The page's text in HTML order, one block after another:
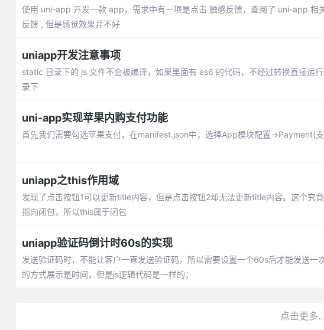
使用 uni-app 开发一款 app，需求中有一项是点击 触感反馈，查阅了 uni-app 相
反馈 , 但是感觉效果并不好
uniapp开发注意事项
static 目录下的 js 文件不会被编译，如果里面有 es6 的代码，不经过转换直接运
录下
uni-app实现苹果内购支付功能
首先我们需要勾选苹果支付，在manifest.json中，选择App模块配置->Payment(
uniapp之this作用域
发现了点击按钮1可以更新title内容，但是点击按钮2却无法更新title内容。这个
指向闭包，所以this属于闭包
uniapp验证码倒计时60s的实现
发送验证码时，不能让客户一直发送验证码，所以需要设置一个60s后才能发送
的方式展示是时间，但是js逻辑代码是一样的；
点击更多...